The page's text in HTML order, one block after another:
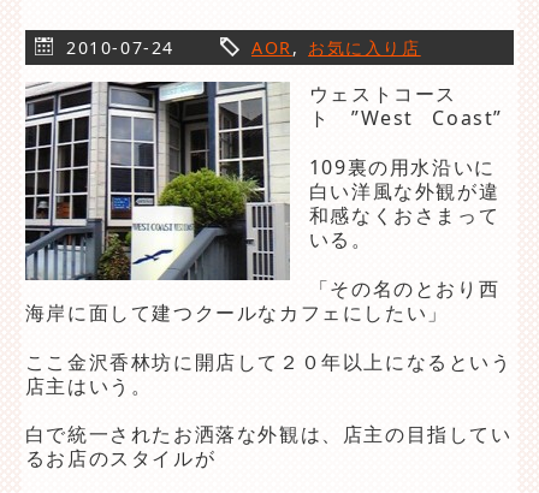
2010-07-24 AOR , お気に入り店
ウェストコース
ト ”West Coast”
109裏の用水沿いに
白い洋風な外観が違
和感なくおさまって
いる。
「その名のとおり西
海岸に面して建つクールなカフェにしたい」
ここ金沢香林坊に開店して２０年以上になるという
店主はいう。
白で統一されたお洒落な外観は、店主の目指してい
るお店のスタイルが